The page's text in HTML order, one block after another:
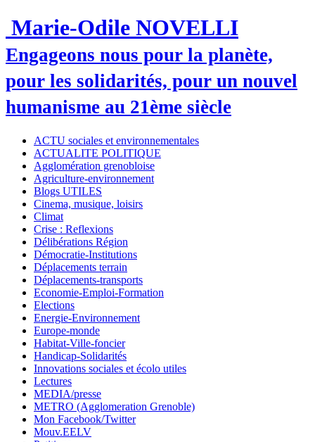
Marie-Odile NOVELLI
Engageons nous pour la planète,
pour les solidarités, pour un nouvel
humanisme au 21ème siècle
ACTU sociales et environnementales
ACTUALITE POLITIQUE
Agglomération grenobloise
Agriculture-environnement
Blogs UTILES
Cinema, musique, loisirs
Climat
Crise : Reflexions
Délibérations Région
Démocratie-Institutions
Déplacements terrain
Déplacements-transports
Economie-Emploi-Formation
Elections
Energie-Environnement
Europe-monde
Habitat-Ville-foncier
Handicap-Solidarités
Innovations sociales et écolo utiles
Lectures
MEDIA/presse
METRO (Agglomeration Grenoble)
Mon Facebook/Twitter
Mouv.EELV